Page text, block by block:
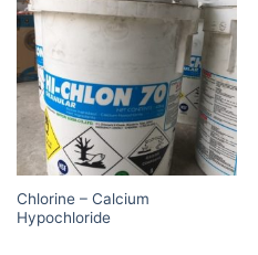
Add to
wishlist
Chlorine – Calcium
Hypochloride